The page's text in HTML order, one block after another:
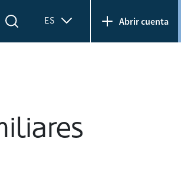
ES Abrir cuenta